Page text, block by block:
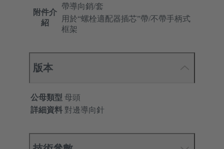
附件介
紹
帶導向銷/套
用於“螺栓適配器插芯”帶/不帶手柄式
框架
版本
公母類型 母頭
詳細資料 對邊導向針